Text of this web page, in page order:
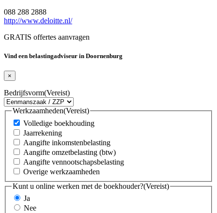
088 288 2888
http://www.deloitte.nl/
GRATIS offertes aanvragen
Vind een belastingadviseur in Doornenburg
×
Bedrijfsvorm(Vereist)
Werkzaamheden(Vereist)
Volledige boekhouding
Jaarrekening
Aangifte inkomstenbelasting
Aangifte omzetbelasting (btw)
Aangifte vennootschapsbelasting
Overige werkzaamheden
Kunt u online werken met de boekhouder?(Vereist)
Ja
Nee